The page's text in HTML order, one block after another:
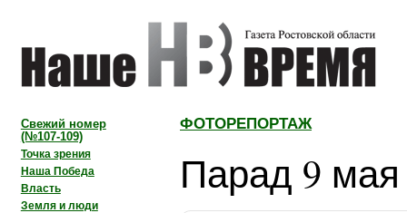
ФОТОРЕПОРТАЖ
Парад 9 мая
Свежий номер
(№107-109)
Точка зрения
Наша Победа
Власть
Земля и люди